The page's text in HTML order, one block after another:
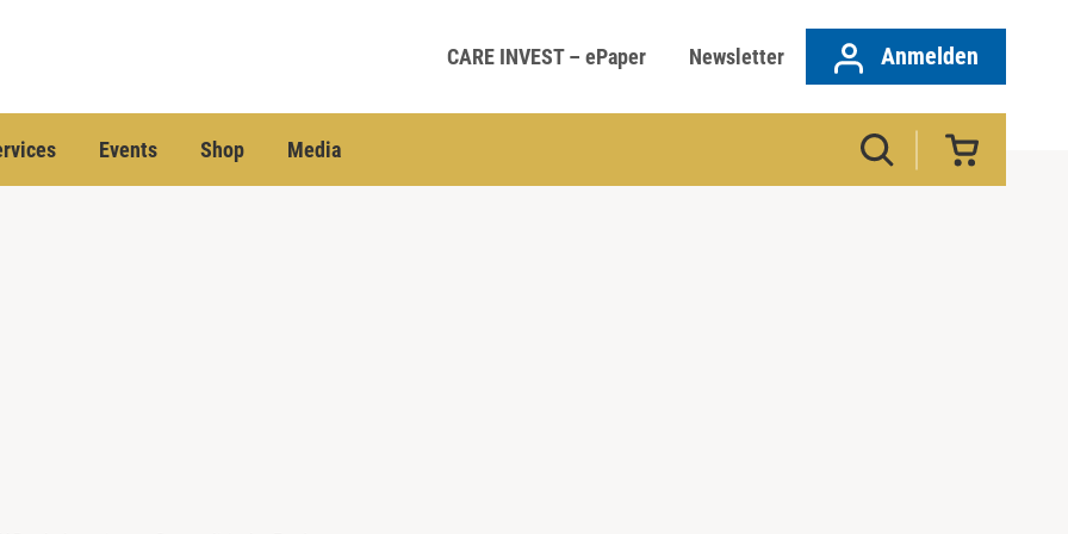
CARE INVEST – ePaper Newsletter Anmelden
Events Shop Media